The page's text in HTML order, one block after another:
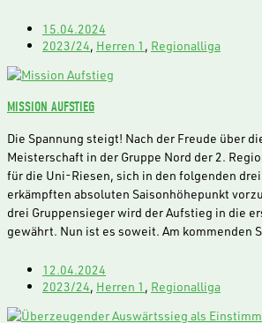
15.04.2024
2023/24, Herren 1 , Regionalliga
MISSION AUFSTIEG
Die Spannung steigt! Nach der Freude über
Meisterschaft in der Gruppe Nord der 2.
für die Uni-Riesen, sich in den folgenden
erkämpften absoluten Saisonhöhepunkt
drei Gruppensieger wird der Aufstieg in die
gewährt. Nun ist es soweit. Am kommenden
12.04.2024
2023/24, Herren 1 , Regionalliga